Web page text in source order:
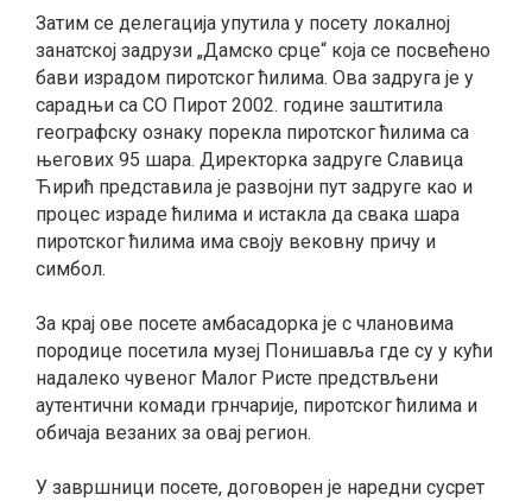
Затим се делегација упутила у посету локалној
занатској задрузи „Дамско срце“ која се посвећено
бави израдом пиротског ћилима. Ова задруга је у
сарадњи са СО Пирот 2002. године заштитила
географску ознаку порекла пиротског ћилима са
његових 95 шара. Директорка задруге Славица
Ћирић представила је развојни пут задруге као и
процес израде ћилима и истакла да свака шара
пиротског ћилима има своју вековну причу и
симбол.
За крај ове посете амбасадорка је с члановима
породице посетила музеј Понишавља где су у кући
надалеко чувеног Малог Ристе предствљени
аутентични комади грнчарије, пиротског ћилима и
обичаја везаних за овај регион.
У завршници посете, договорен је наредни сусрет